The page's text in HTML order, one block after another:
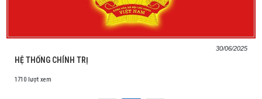
30/06/2025
HỆ THỐNG CHÍNH TRỊ
1710 lượt xem